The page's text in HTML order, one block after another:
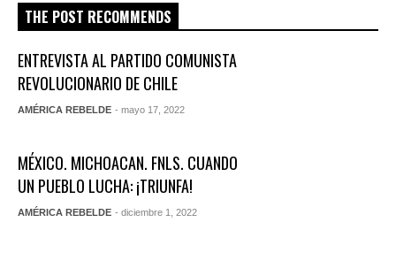
THE POST RECOMMENDS
ENTREVISTA AL PARTIDO COMUNISTA
REVOLUCIONARIO DE CHILE
AMÉRICA REBELDE - mayo 17, 2022
MÉXICO. MICHOACAN. FNLS. CUANDO
UN PUEBLO LUCHA: ¡TRIUNFA!
AMÉRICA REBELDE - diciembre 1, 2022